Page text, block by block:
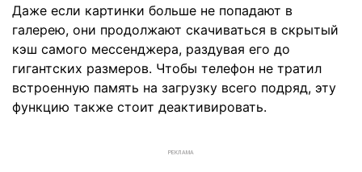
Даже если картинки больше не попадают в
галерею, они продолжают скачиваться в скрытый
кэш самого мессенджера, раздувая его до
гигантских размеров. Чтобы телефон не тратил
встроенную память на загрузку всего подряд, эту
функцию также стоит деактивировать.
РЕКЛАМА